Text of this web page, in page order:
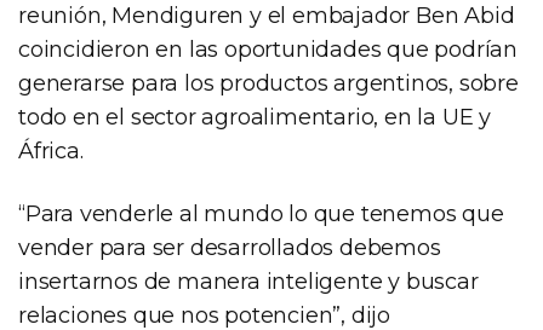
reunión, Mendiguren y el embajador Ben Abid
coincidieron en las oportunidades que podrían
generarse para los productos argentinos, sobre
todo en el sector agroalimentario, en la UE y
África.
“Para venderle al mundo lo que tenemos que
vender para ser desarrollados debemos
insertarnos de manera inteligente y buscar
relaciones que nos potencien”, dijo